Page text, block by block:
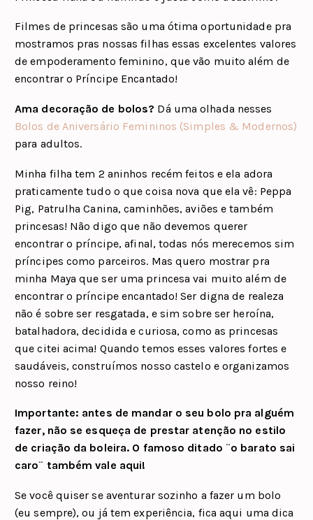
Filmes de princesas são uma ótima oportunidade pra
mostramos pras nossas filhas essas excelentes valores
de empoderamento feminino, que vão muito além de
encontrar o Príncipe Encantado!
Ama decoração de bolos? Dá uma olhada nesses
Bolos de Aniversário Femininos (Simples & Modernos)
para adultos.
Minha filha tem 2 aninhos recém feitos e ela adora
praticamente tudo o que coisa nova que ela vê: Peppa
Pig, Patrulha Canina, caminhões, aviões e também
princesas! Não digo que não devemos querer
encontrar o príncipe, afinal, todas nós merecemos sim
príncipes como parceiros. Mas quero mostrar pra
minha Maya que ser uma princesa vai muito além de
encontrar o príncipe encantado! Ser digna de realeza
não é sobre ser resgatada, e sim sobre ser heroína,
batalhadora, decidida e curiosa, como as princesas
que citei acima! Quando temos esses valores fortes e
saudáveis, construímos nosso castelo e organizamos
nosso reino!
Importante: antes de mandar o seu bolo pra alguém
fazer, não se esqueça de prestar atenção no estilo
de criação da boleira. O famoso ditado ¨o barato sai
caro¨ também vale aqui!
Se você quiser se aventurar sozinho a fazer um bolo
(eu sempre), ou já tem experiência, fica aqui uma dica